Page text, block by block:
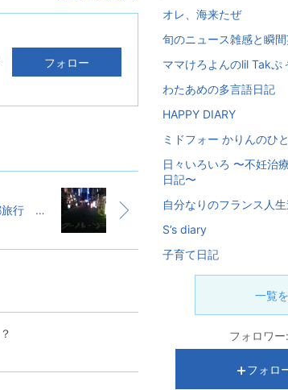
フォロー
大阪・京都旅行 ～面白写真編～
オレ、海来たぜ
旬のニュース雑感と瞬
ママけろよんのlil Takぷ
わたあめの多言語日記
HAPPY DIARY
ミドフォー かりんのひ
日々いろいろ 〜不妊治
日記〜
自分なりのフランス人
S’s diary
子育て日記
一覧
フォロワー:
フォロ